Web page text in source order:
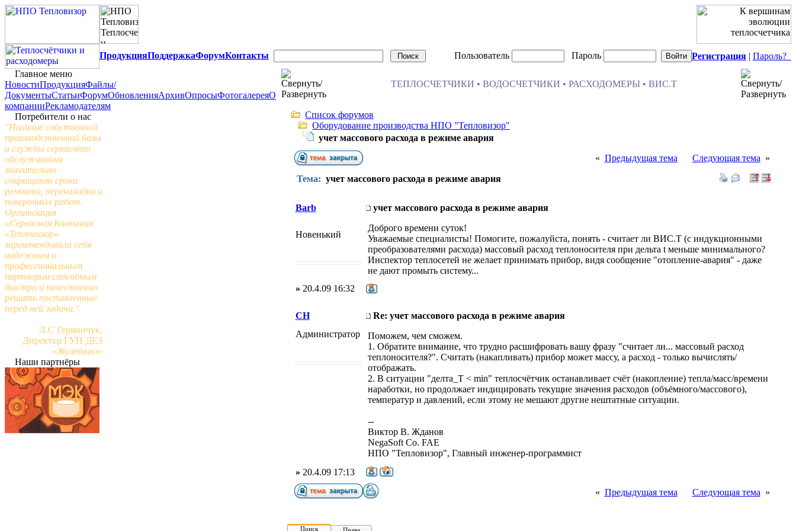
ПродукцияПоддержкаФорумКонтакты Пользователь Пароль Регистрация | Пароль?
Главное меню
НовостиПродукцияФайлы/
ДокументыСтатьиФорумОбновленияАрхивОпросыФотогалереяО
компанииРекламодателям
Потребители о нас
"Наличие собственной
производственной базы
и службы сервисного
обслуживания
значительно
сокращают сроки
ремонта, переналадки и
поверочных работ.
Организация
«Сервисная Компания
«Тепловизор»
зарекомендовала себя
надежным и
профессиональным
партнером способным
быстро и качественно
решать поставленные
перед ней задачи."
Л.С Германчук,
Директор ГУП ДЕЗ
«Жулебино»
Наши партнёры
ТЕПЛОСЧЕТЧИКИ • ВОДОСЧЕТЧИКИ • РАСХОДОМЕРЫ • ВИС.Т
Список форумов
Оборудование производства НПО "Тепловизор"
учет массового расхода в режиме авария
« Предыдущая тема Следующая тема »
Тема: учет массового расхода в режиме авария
Barb учет массового расхода в режиме авария
Новенький
Доброго времени суток!
Уважаемые специалисты! Помогите, пожалуйста, понять - считает ли ВИС.Т (с индукционными
преобразователями расхода) массовый расход теплоносителя при дельта t меньше минимального?
Инспектор теплосетей не желает принимать прибор, видя сообщение "отопление-авария" - даже
не дают промыть систему...
» 20.4.09 16:32
CH
Re: учет массового расхода в режиме авария
Администратор
Поможем, чем сможем.
1. Обратите внимание, что трудно расшифровать вашу фразу "считает ли... массовый расход
теплоносителя?". Считать (накапливать) прибор может массу, а расход - только вычислять/
отображать.
2. В ситуации "делта_T < min" теплосчётчик останавливает счёт (накопление) тепла/масс/времени
наработки, но продолжает индицировать текущие значения расходов (объёмного/массового),
температур и давлений, если этому не мешают другие нештатные ситуации.
--
Виктор В. Жданов
NegaSoft Co. FAE
НПО "Тепловизор", Главный инженер-программист
» 20.4.09 17:13
« Предыдущая тема Следующая тема »
Поиск